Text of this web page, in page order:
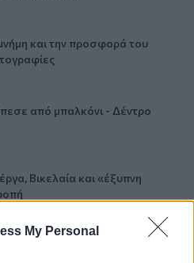
My Personal
και την προσφορά του
από μπαλκόνι - Δέντρο
Βικελαία και «έξυπνη
και η Βάσω Λασκαράκη